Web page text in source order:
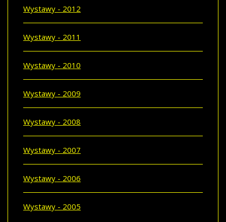
Wystawy - 2012
Wystawy - 2011
Wystawy - 2010
Wystawy - 2009
Wystawy - 2008
Wystawy - 2007
Wystawy - 2006
Wystawy - 2005